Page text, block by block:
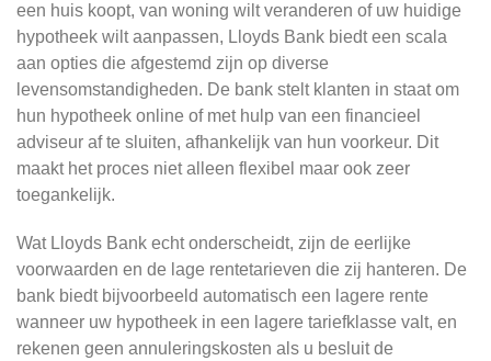
een huis koopt, van woning wilt veranderen of uw huidige
hypotheek wilt aanpassen, Lloyds Bank biedt een scala
aan opties die afgestemd zijn op diverse
levensomstandigheden. De bank stelt klanten in staat om
hun hypotheek online of met hulp van een financieel
adviseur af te sluiten, afhankelijk van hun voorkeur. Dit
maakt het proces niet alleen flexibel maar ook zeer
toegankelijk.
Wat Lloyds Bank echt onderscheidt, zijn de eerlijke
voorwaarden en de lage rentetarieven die zij hanteren. De
bank biedt bijvoorbeeld automatisch een lagere rente
wanneer uw hypotheek in een lagere tariefklasse valt, en
rekenen geen annuleringskosten als u besluit de